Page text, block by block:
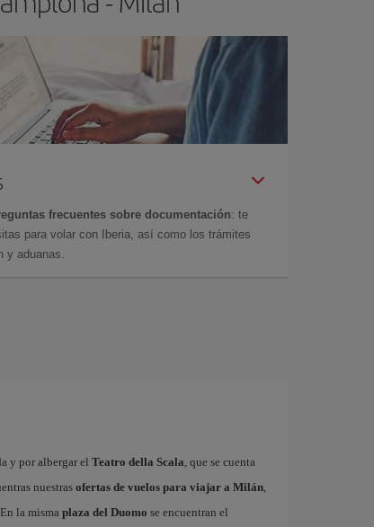
frecuentes sobre documentación: te
para volar con Iberia, así como los trámites
y aduanas.
y por albergar el Teatro della Scala, que se cuenta
nuestrasofertas de vuelos para viajar a Milán,
la misma plaza del Duomo se encuentran el